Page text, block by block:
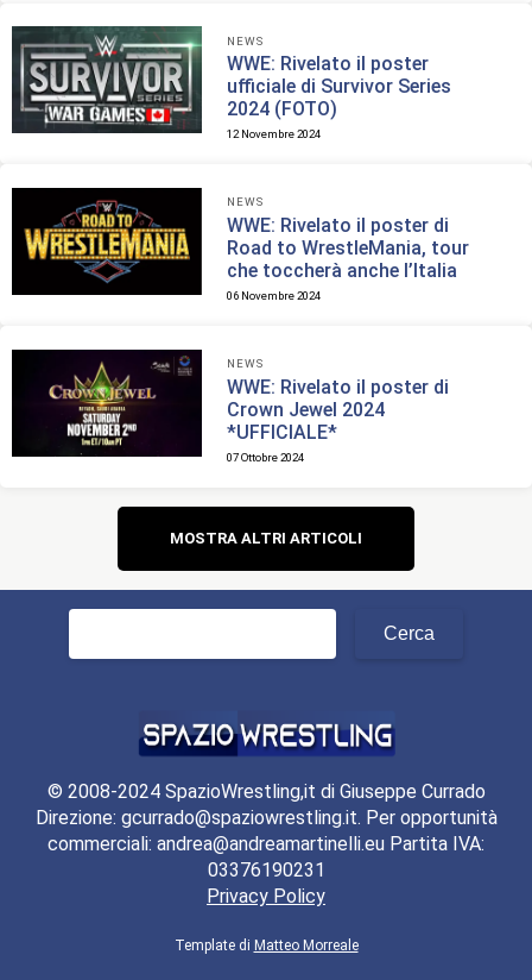
NEWS
WWE: Rivelato il poster
ufficiale di Survivor Series
2024 (FOTO)
12 Novembre 2024
NEWS
WWE: Rivelato il poster di
Road to WrestleMania, tour
che toccherà anche l’Italia
06 Novembre 2024
NEWS
WWE: Rivelato il poster di
Crown Jewel 2024
*UFFICIALE*
07 Ottobre 2024
Navigazione
articoli
MOSTRA ALTRI ARTICOLI
Ricerca
© 2008-2024 SpazioWrestling,it di Giuseppe Currado
Direzione: gcurrado@spaziowrestling.it. Per opportunità
commerciali: andrea@andreamartinelli.eu Partita IVA:
03376190231
Privacy Policy
Template di Matteo Morreale